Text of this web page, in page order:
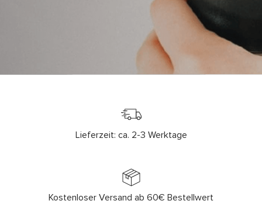
Lieferzeit: ca. 2-3 Werktage
Kostenloser Versand ab 60€ Bestellwert